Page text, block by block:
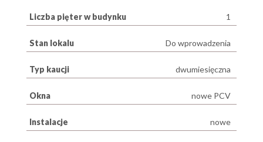
Liczba pięter w budynku 1
Stan lokalu Do wprowadzenia
Typ kaucji dwumiesięczna
Okna nowe PCV
Instalacje nowe